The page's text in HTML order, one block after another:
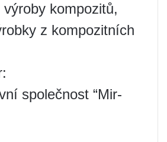
kompozitů,
z kompozitních
společnost “Mir-